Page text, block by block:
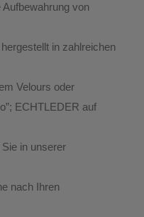
Aufbewahrung von
in zahlreichen
Velours oder
ECHTLEDER auf
in unserer
nach Ihren